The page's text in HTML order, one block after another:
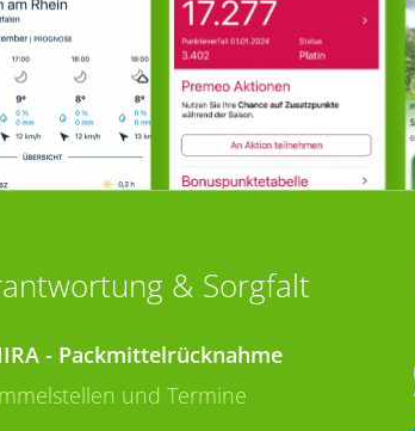
& Sorgfalt
- Packmittelrücknahme
und Termine